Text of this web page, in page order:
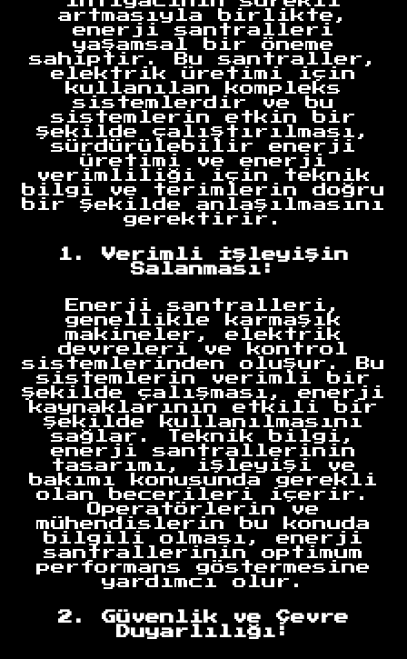
artmasıyla birlikte,
enerji santralleri
yaşamsal bir öneme
sahiptir. Bu santraller,
elektrik üretimi için
kullanılan kompleks
sistemlerdir ve bu
sistemlerin etkin bir
şekilde çalıştırılması,
sürdürülebilir enerji
üretimi ve enerji
verimliliği için teknik
bilgi ve terimlerin doğru
bir şekilde anlaşılmasını
gerektirir.
1. Verimli İşleyişin
Salanması:
Enerji santralleri,
genellikle karmaşık
makineler, elektrik
devreleri ve kontrol
sistemlerinden oluşur. Bu
sistemlerin verimli bir
şekilde çalışması, enerji
kaynaklarının etkili bir
şekilde kullanılmasını
sağlar. Teknik bilgi,
enerji santrallerinin
tasarımı, işleyişi ve
bakımı konusunda gerekli
olan becerileri içerir.
Operatörlerin ve
mühendislerin bu konuda
bilgili olması, enerji
santrallerinin optimum
performans göstermesine
yardımcı olur.
2. Güvenlik ve Çevre
Duyarlılığı: